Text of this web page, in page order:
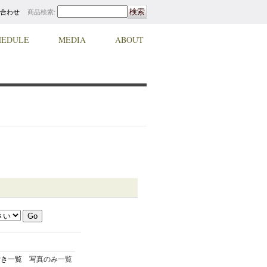
わせ 商品検索:
MEDIA ABOUT
一覧 写真のみ一覧